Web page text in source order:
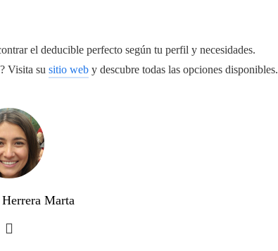
el deducible perfecto según tu perfil y necesidades.
Visita su sitio web y descubre todas las opciones disponibles.
Marta